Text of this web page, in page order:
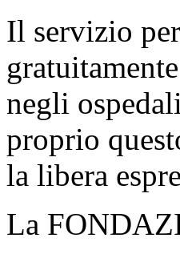
Il servizio
negli
proprio
la libera
La